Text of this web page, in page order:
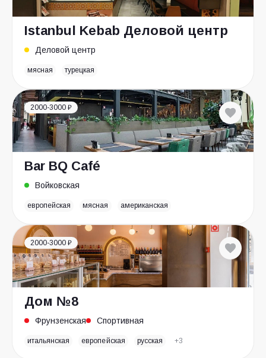
Istanbul Kebab Деловой центр
Деловой центр
мясная турецкая
2000-3000 ₽
Bar BQ Café
Войковская
европейская мясная американская
2000-3000 ₽
Дом №8
Фрунзенская Спортивная
итальянская европейская русская +3